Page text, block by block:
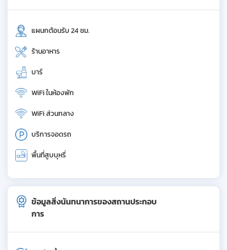
แผนกต้อนรับ 24 ชม.
ร้านอาหาร
บาร์
WiFi ในห้องพัก
WiFi ส่วนกลาง
บริการจอดรถ
พื้นที่สูบบุหรี่
ข้อมูลสิ่งนันทนาการของสถานประกอบ
การ